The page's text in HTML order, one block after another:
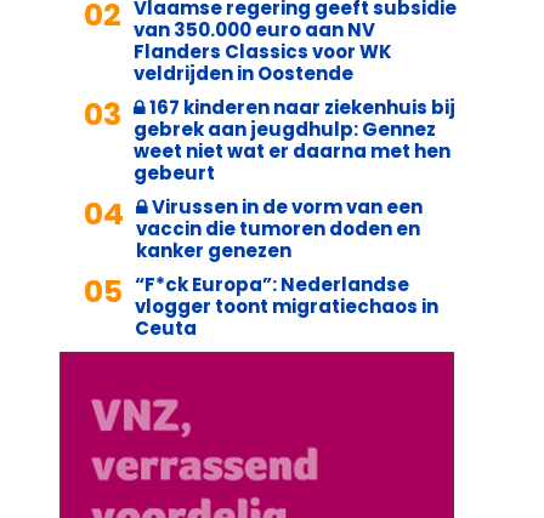
02 Vlaamse regering geeft subsidie
van 350.000 euro aan NV
Flanders Classics voor WK
veldrijden in Oostende
03
167 kinderen naar ziekenhuis bij
gebrek aan jeugdhulp: Gennez
weet niet wat er daarna met hen
gebeurt
04
Virussen in de vorm van een
vaccin die tumoren doden en
kanker genezen
05 “F*ck Europa”: Nederlandse
vlogger toont migratiechaos in
Ceuta